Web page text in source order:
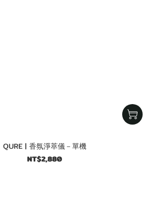
QURE | 香氛淨萃儀－單機
NT$2,880